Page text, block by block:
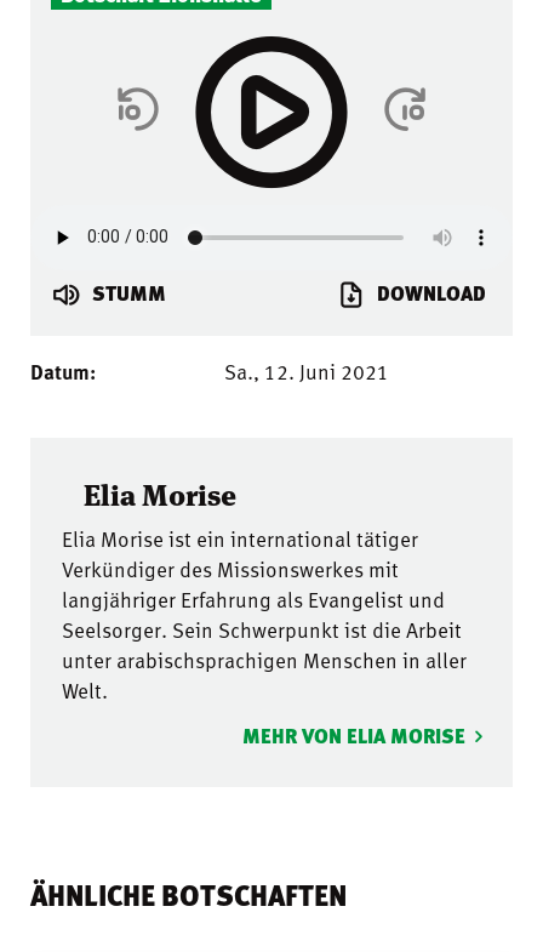
STUMM DOWNLOAD
Datum: Sa., 12. Juni 2021
Elia Morise
Elia Morise ist ein international tätiger
Verkündiger des Missionswerkes mit
langjähriger Erfahrung als Evangelist und
Seelsorger. Sein Schwerpunkt ist die Arbeit
unter arabischsprachigen Menschen in aller
Welt.
MEHR VON ELIA MORISE
ÄHNLICHE BOTSCHAFTEN